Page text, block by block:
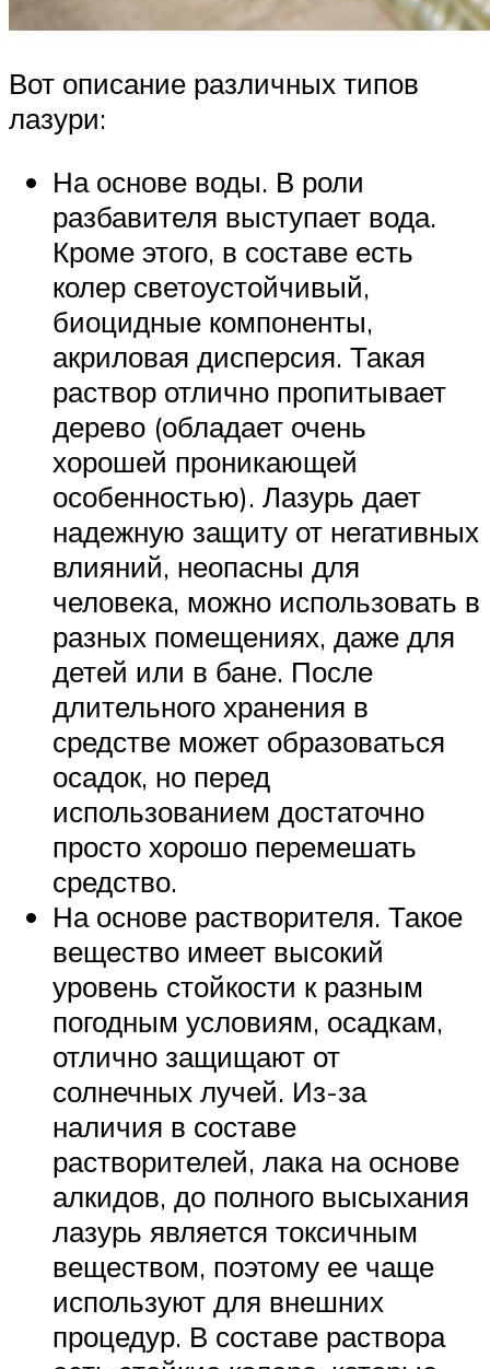
Вот описание различных типов
лазури:
На основе воды. В роли
разбавителя выступает вода.
Кроме этого, в составе есть
колер светоустойчивый,
биоцидные компоненты,
акриловая дисперсия. Такая
раствор отлично пропитывает
дерево (обладает очень
хорошей проникающей
особенностью). Лазурь дает
надежную защиту от негативных
влияний, неопасны для
человека, можно использовать в
разных помещениях, даже для
детей или в бане. После
длительного хранения в
средстве может образоваться
осадок, но перед
использованием достаточно
просто хорошо перемешать
средство.
На основе растворителя. Такое
вещество имеет высокий
уровень стойкости к разным
погодным условиям, осадкам,
отлично защищают от
солнечных лучей. Из-за
наличия в составе
растворителей, лака на основе
алкидов, до полного высыхания
лазурь является токсичным
веществом, поэтому ее чаще
используют для внешних
процедур. В составе раствора